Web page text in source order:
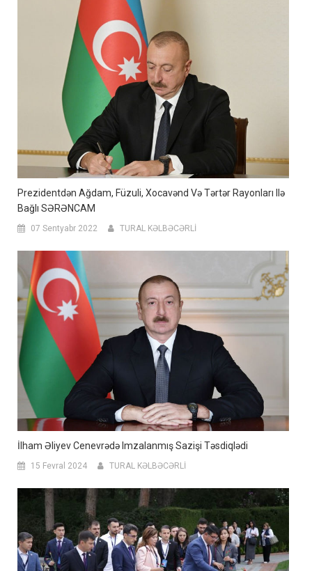
Prezidentdən Ağdam, Füzuli, Xocavənd Və Tərtər Rayonları Ilə
Bağlı SƏRƏNCAM
07 Sentyabr 2022 TURAL KƏLBƏCƏRLİ
İlham Əliyev Cenevrədə Imzalanmış Sazişi Təsdiqlədi
15 Fevral 2024 TURAL KƏLBƏCƏRLİ